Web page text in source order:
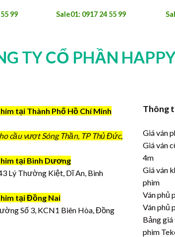
99 Sale01: 0917 24 55 99
TY CỔ PHẦN
tại Thành Phố Hồ Chí Minh
cầu vượt Sóng Thần, TP Thủ Đức,
tại Bình Dương
Lý Thường Kiệt, Dĩ An, Bình
tại Đồng Nai
Số 3, KCN1 Biên Hòa, Đồng
Thông
Giá ván
Giá ván
4m
Giá ván
phim
Ván phủ
Ván phủ
Bảng giá
phim